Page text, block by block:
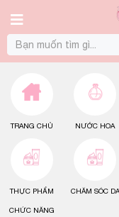
TRANG CHỦ NƯỚC HOA
THỰC PHẨM
CHỨC NĂNG
CHĂM SÓC DA